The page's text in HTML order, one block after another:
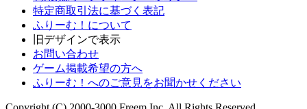
特定商取引法に基づく表記
ふりーむ！について
旧デザインで表示
お問い合わせ
ゲーム掲載希望の方へ
ふりーむ！へのご意見をお聞かせください